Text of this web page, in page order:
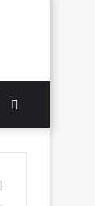
por
Switch